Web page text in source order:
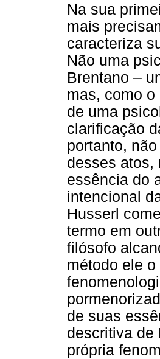
Na sua
mais
caracteriza
Não uma
Brentano –
mas, como
de uma
clarificação
portanto,
desses atos,
essência do
intencional
Husserl
termo em
filósofo
método ele
de suas
descritiva de
própria